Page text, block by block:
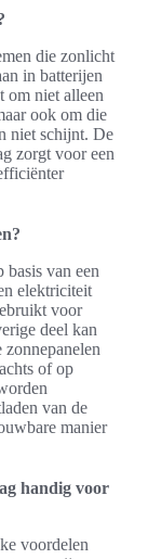
die zonlicht
in batterijen
om niet alleen
ook om die
niet schijnt. De
zorgt voor een
basis van een
elektriciteit
voor
deel kan
of op
van de
manier
handig voor
voordelen